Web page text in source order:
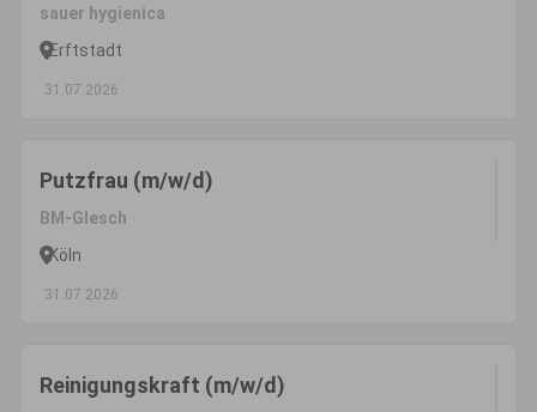
sauer hygienica
Erftstadt
31.07.2026
Putzfrau (m/w/d)
BM-Glesch
Köln
31.07.2026
Reinigungskraft (m/w/d)